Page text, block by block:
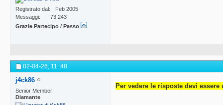
Registrato dal
Feb 2005
Messaggi
73,243
Grazie Partecipo / Passo
02-04-26, 11: 48
j4ck86
Senior Member
Diamante
Per vedere le risposte devi essere